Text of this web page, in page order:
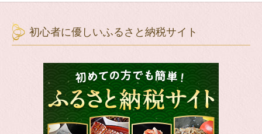
初心者に優しいふるさと納税サイト